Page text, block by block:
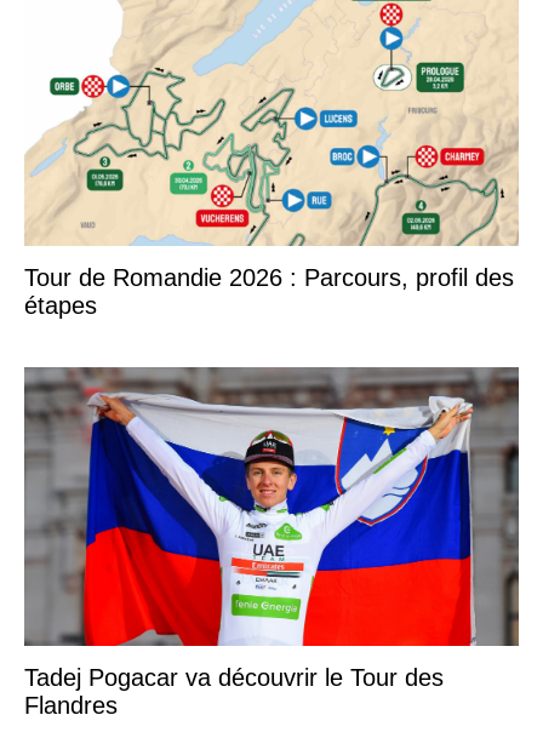
Tour de Romandie 2026 : Parcours, profil des
étapes
Tadej Pogacar va découvrir le Tour des
Flandres